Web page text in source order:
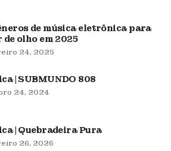
de música eletrônica para
olho em 2025
24, 2025
| SUBMUNDO 808
24, 2024
| Quebradeira Pura
26, 2026